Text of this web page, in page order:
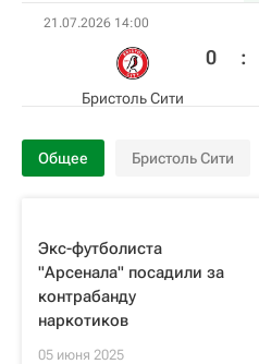
21.07.2026 14:00
Бристоль Сити
0 :
Общее Бристоль Сити
Экс-футболиста
"Арсенала" посадили за
контрабанду
наркотиков
05 июня 2025